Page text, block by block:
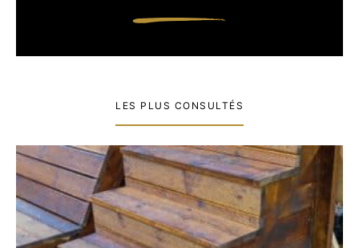
LES PLUS CONSULTÉS